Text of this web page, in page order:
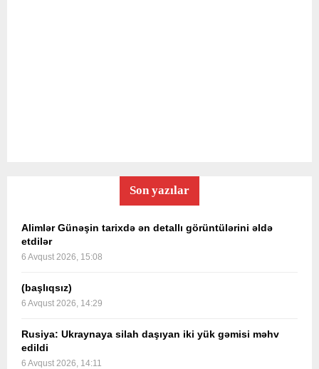
Son yazılar
Alimlər Günəşin tarixdə ən detallı görüntülərini əldə
etdilər
6 Avqust 2026, 15:08
(başlıqsız)
6 Avqust 2026, 14:29
Rusiya: Ukraynaya silah daşıyan iki yük gəmisi məhv
edildi
6 Avqust 2026, 14:11